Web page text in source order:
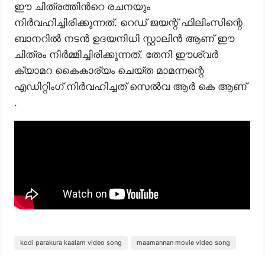
ഈ ചിത്രത്തിൻറെ രചനയും
നിർവഹിച്ചിരിക്കുന്നത്. റെഡ് ജയന്റ് ഫിലിംസിന്റെ
ബാനറിൽ നടൻ ഉദയനിധി സ്റ്റാലിൻ ആണ് ഈ
ചിത്രം നിർമ്മിച്ചിരിക്കുന്നത്. തേനി ഈശ്വർ
ക്യാമറ കൈകാര്യം ചെയ്ത മാമന്നന്റെ
എഡിറ്റിംഗ് നിർവഹിച്ചത് സെൽവ ആർ കെ ആണ്
.
kodi parakura kaalam video song maamannan movie video song